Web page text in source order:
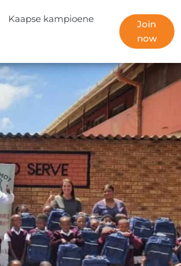
Kaapse kampioene
Join
now